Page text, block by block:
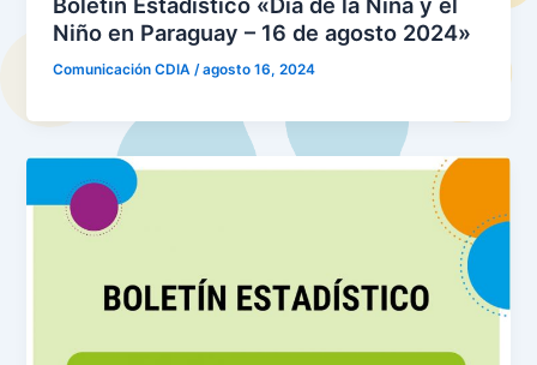
Niño en Paraguay – 16 de agosto 2024»
Comunicación CDIA/agosto 16, 2024